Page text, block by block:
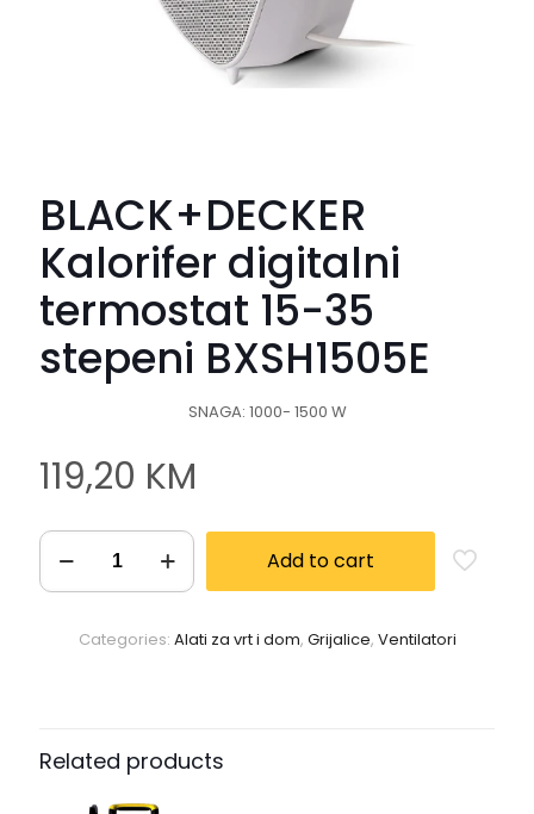
BLACK+DECKER
Kalorifer digitalni
termostat 15-35
stepeni BXSH1505E
SNAGA: 1000- 1500 W
119,20 KM
Add to cart
Categories: Alati za vrt i dom, Grijalice, Ventilatori
Related products